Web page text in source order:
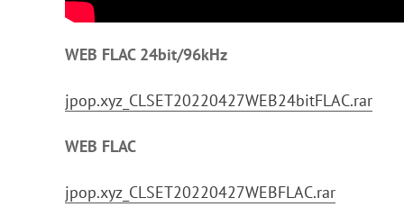
WEB FLAC 24bit/96kHz
jpop.xyz_CLSET20220427WEB24bitFLAC.rar
WEB FLAC
jpop.xyz_CLSET20220427WEBFLAC.rar